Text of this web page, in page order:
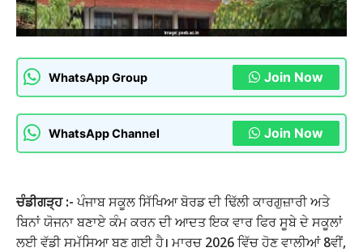
WhatsApp Group Join Now
WhatsApp Channel Join Now
ਚੰਡੀਗੜ੍ਹ :-ਪੰਜਾਬ ਸਕੂਲ ਸਿੱਖਿਆ ਬੋਰਡ ਦੀ ਢਿੱਲੀ ਕਾਰਗੁਜ਼ਾਰੀ ਅਤੇ
ਬਿਨਾਂ ਯੋਜਨਾ ਬਣਾਏ ਕੰਮ ਕਰਨ ਦੀ ਆਦਤ ਇਕ ਵਾਰ ਫਿਰ ਸੂਬੇ ਦੇ ਸਕੂਲਾਂ
ਲਈ ਵੱਡੀ ਸਮੱਸਿਆ ਬਣ ਗਈ ਹੈ। ਮਾਰਚ 2026 ਵਿੱਚ ਹੋਣ ਵਾਲੀਆਂ 8ਵੀਂ,